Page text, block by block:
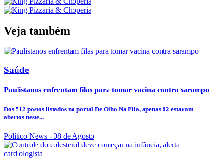
Veja também
Saúde
Paulistanos enfrentam filas para tomar vacina contra sarampo
Dos 512 postos listados no portal De Olho Na Fila, apenas 62 estavam
abertos neste...
Político News - 08 de Agosto